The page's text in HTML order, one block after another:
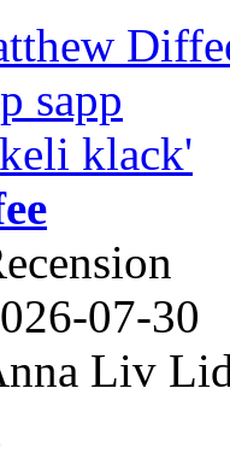
07-30
Liv